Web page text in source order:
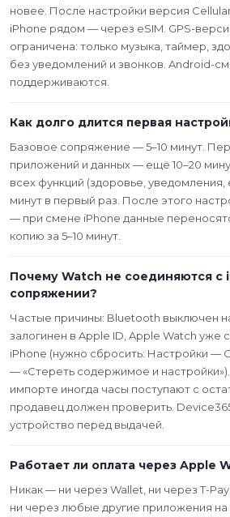
новее. После настройки версия
iPhone рядом — через eSIM. GPS-
ограничена: только музыка, таймер,
без уведомлений и звонков. Android-
поддерживаются.
Как долго длится первая
Базовое сопряжение — 5–10 минут.
приложений и данных — ещё 10–20
всех функций (здоровье, уведомления,
минут в первый раз. После этого
— при смене iPhone данные
копию за 5–10 минут.
Почему Watch не соединяются с
сопряжении?
Частые причины: Bluetooth выключен
залогинен в Apple ID, Apple Watch уже
iPhone (нужно сбросить: Настройки
— «Стереть содержимое и
импорте иногда часы поступают с
продавец должен проверить.
устройство перед выдачей.
Работает ли оплата через Apple
Никак — ни через Wallet, ни через Т-
ни через любые другие приложения на